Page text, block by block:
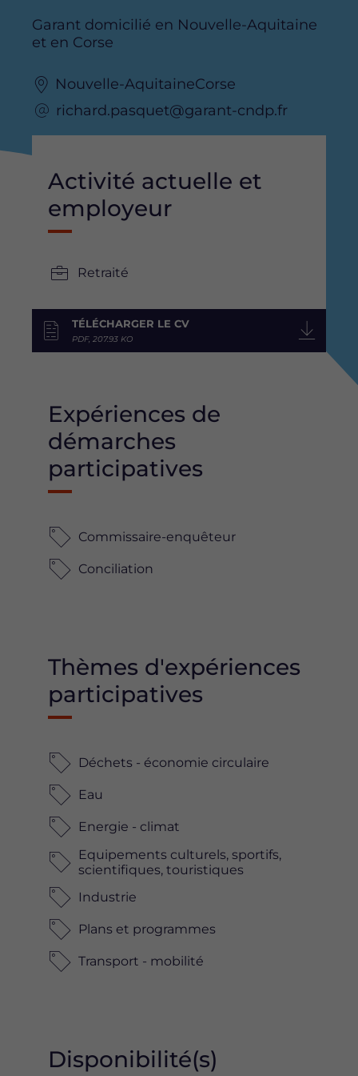
Garant domicilié en Nouvelle-Aquitaine
et en Corse
Nouvelle-AquitaineCorse
richard.pasquet@garant-cndp.fr
Activité actuelle et
employeur
Retraité
TÉLÉCHARGER LE CV
PDF, 207.93 KO
Expériences de
démarches
participatives
Commissaire-enquêteur
Conciliation
Thèmes d'expériences
participatives
Déchets - économie circulaire
Eau
Energie - climat
Equipements culturels, sportifs,
scientifiques, touristiques
Industrie
Plans et programmes
Transport - mobilité
Disponibilité(s)